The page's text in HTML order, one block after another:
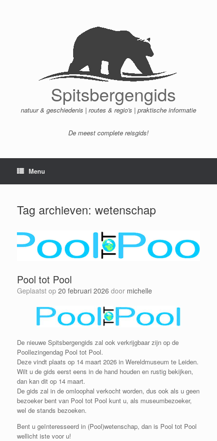
Spitsbergengids
natuur & geschiedenis | routes & regio's | praktische informatie
De meest complete reisgids!
Menu
Tag archieven: wetenschap
Pool tot Pool
Geplaatst op 20 februari 2026 door michelle
De nieuwe Spitsbergengids zal ook verkrijgbaar zijn op de
Poollezingendag Pool tot Pool.
Deze vindt plaats op 14 maart 2026 in Wereldmuseum te Leiden.
Wilt u de gids eerst eens in de hand houden en rustig bekijken,
dan kan dit op 14 maart.
De gids zal in de omloophal verkocht worden, dus ook als u geen
bezoeker bent van Pool tot Pool kunt u, als museumbezoeker,
wel de stands bezoeken.
Bent u geïnteresseerd in (Pool)wetenschap, dan is Pool tot Pool
wellicht iste voor u!